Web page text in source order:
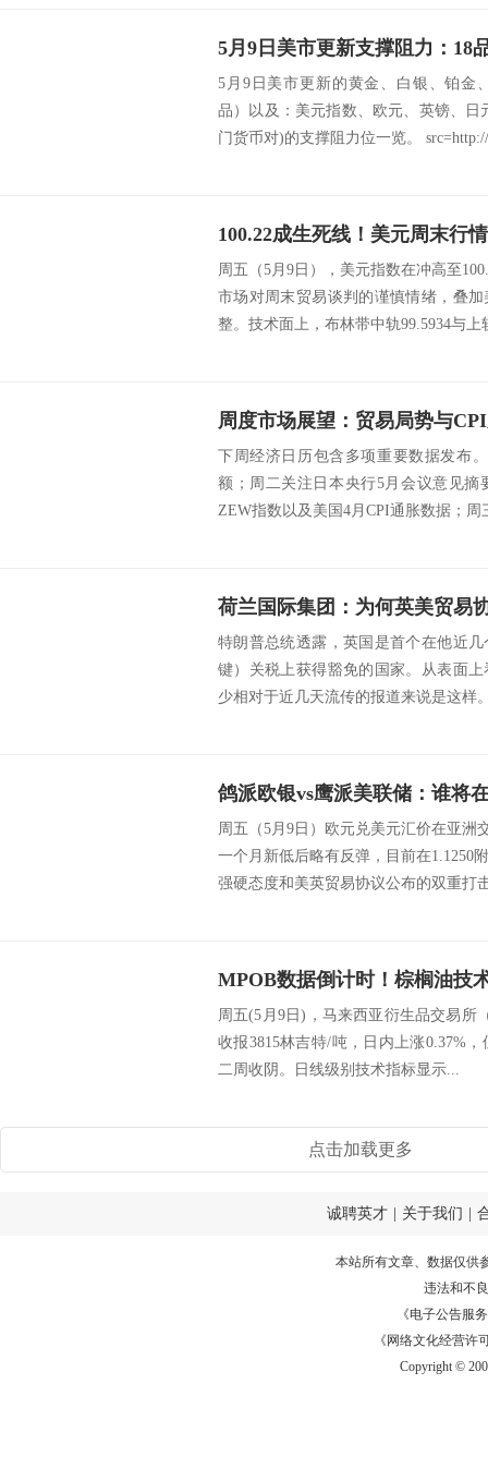
5月9日美市更新的黄金、白银、铂金
品）以及：美元指数、欧元、英镑、
门货币对)的支撑阻力位一览。
周五（5月9日），美元指数在冲高至
市场对周末贸易谈判的谨慎情绪，叠
整。技术面上，布林带中轨99.5934与上
周度市场展望：贸易局势与
下周经济日历包含多项重要数据发布
额；周二关注日本央行5月会议意见摘
ZEW指数以及美国4月CPI通胀数据；周
特朗普总统透露，英国是首个在他近
键）关税上获得豁免的国家。从表面
少相对于近几天流传的报道来说是这样
鸽派欧银vs鹰派美联储：谁将
周五（5月9日）欧元兑美元汇价在亚洲
一个月新低后略有反弹，目前在1.1250
强硬态度和美英贸易协议公布的双重打
MPOB数据倒计时！棕榈油技
周五(5月9日)，马来西亚衍生品交易所
收报3815林吉特/吨，日内上涨0.37%
二周收阴。日线级别技术指标显示...
点击加载更多
诚聘英才 关于我们
本站所有文章、数据仅供
违法和不
《电子公告服务
《网络文化经营许
Copyright ©